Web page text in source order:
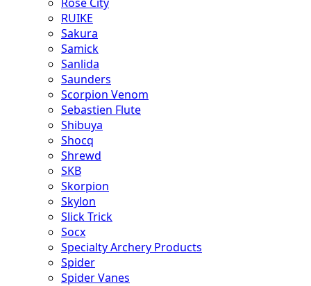
RUIKE
Sakura
Samick
Sanlida
Saunders
Scorpion Venom
Sebastien Flute
Shibuya
Shocq
Shrewd
SKB
Skorpion
Skylon
Slick Trick
Socx
Specialty Archery Products
Spider
Spider Vanes